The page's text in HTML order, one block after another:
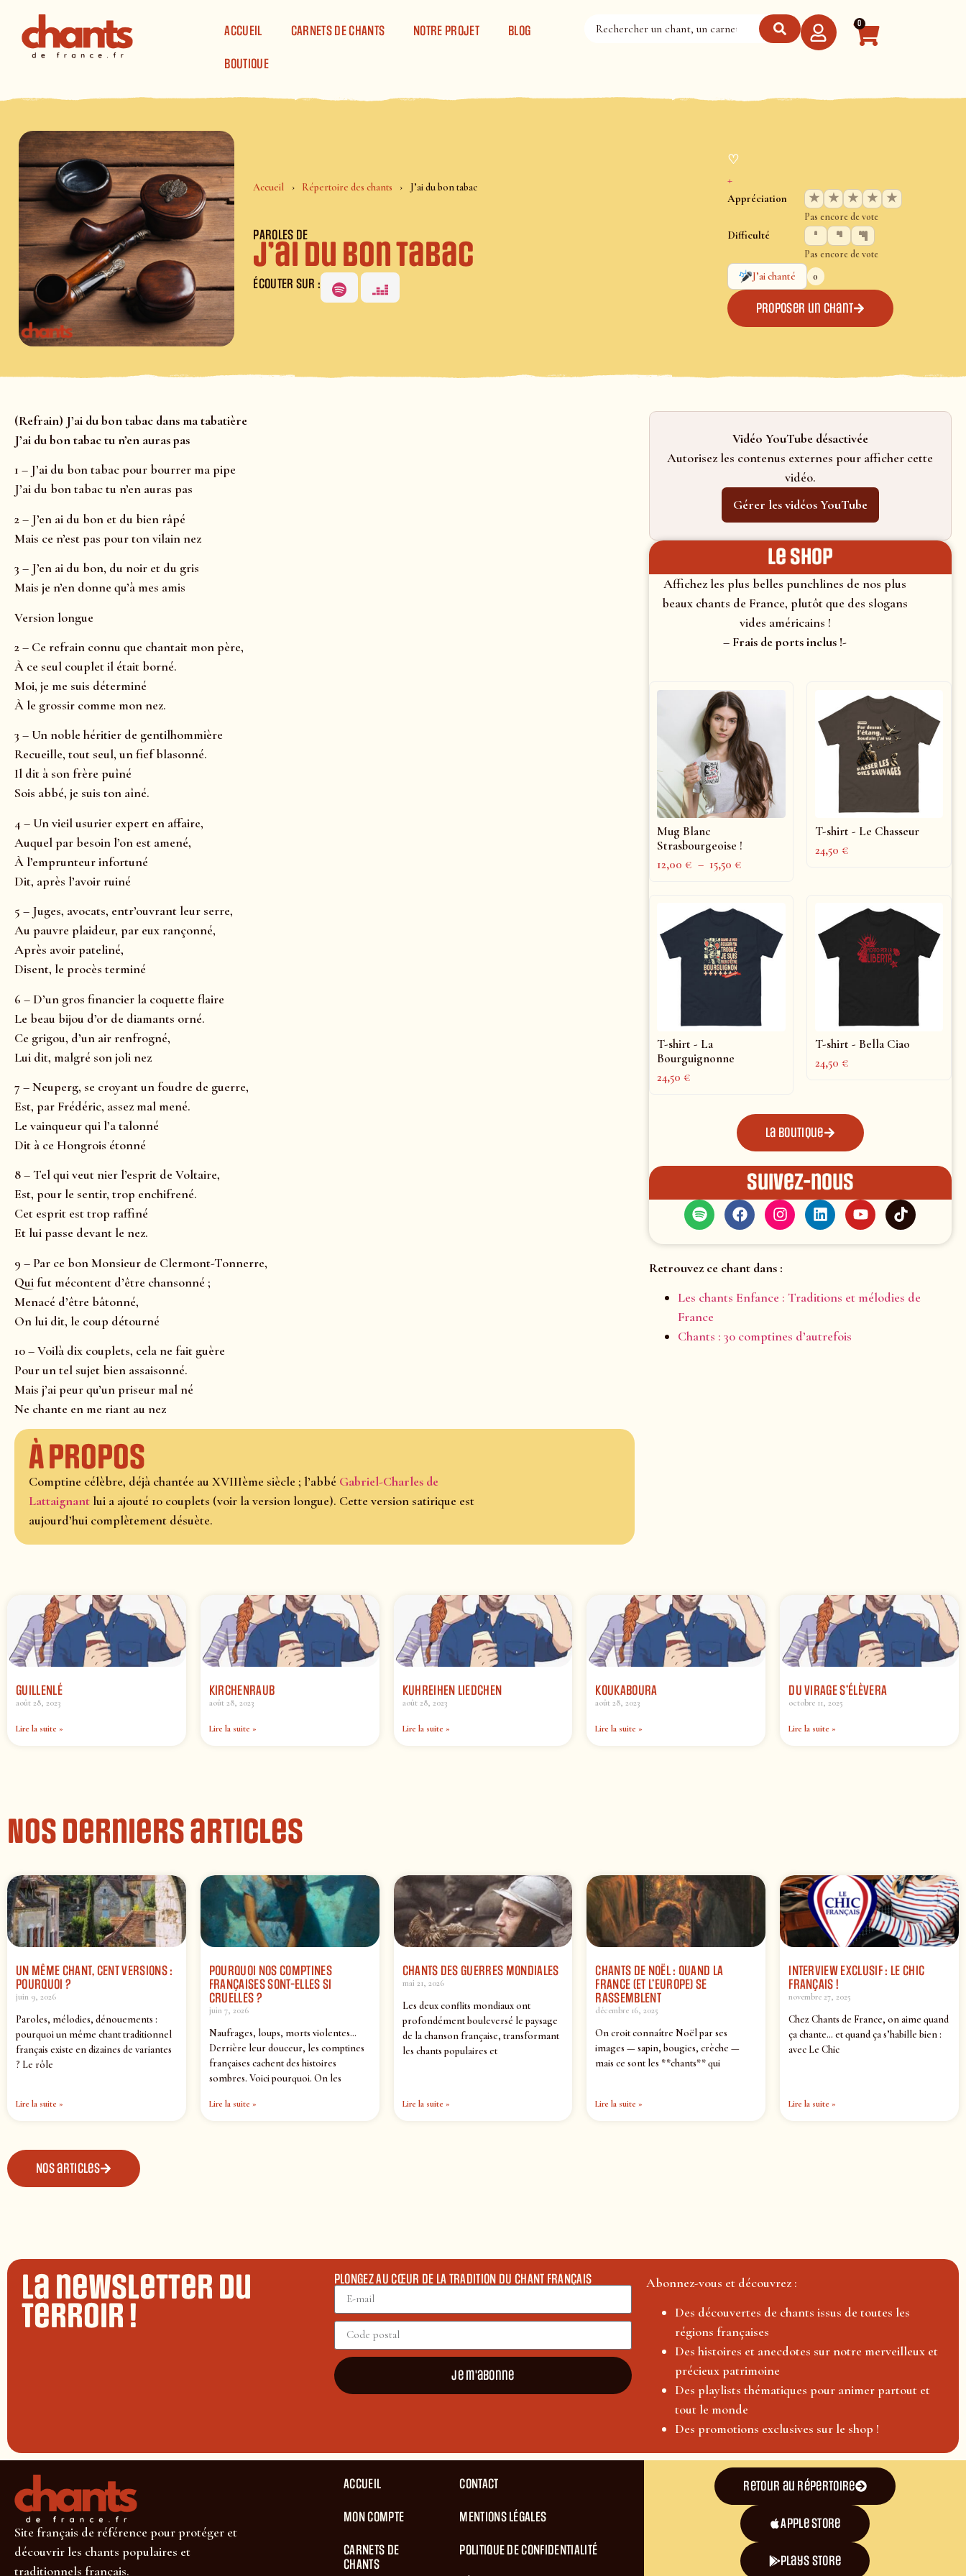
ACCUEIL
CARNETS DE CHANTS NOTRE PROJET BLOG
BOUTIQUE
0
Accueil Répertoire des chants J’ai du bon tabac
PAROLES DE
J’ai du bon tabac
ÉCOUTER SUR :
♡
+
Appréciation ★ ★ ★ ★ ★
Pas encore de vote
Difficulté
Pas encore de vote
J’ai chanté
0
Proposer un chant
(Refrain) J’ai du bon tabac dans ma tabatière
J’ai du bon tabac tu n’en auras pas
1 – J’ai du bon tabac pour bourrer ma pipe
J’ai du bon tabac tu n’en auras pas
2 – J’en ai du bon et du bien râpé
Mais ce n’est pas pour ton vilain nez
3 – J’en ai du bon, du noir et du gris
Mais je n’en donne qu’à mes amis
Version longue
2 – Ce refrain connu que chantait mon père,
À ce seul couplet il était borné.
Moi, je me suis déterminé
À le grossir comme mon nez.
3 – Un noble héritier de gentilhommière
Recueille, tout seul, un fief blasonné.
Il dit à son frère puîné
Sois abbé, je suis ton aîné.
4 – Un vieil usurier expert en affaire,
Auquel par besoin l’on est amené,
À l’emprunteur infortuné
Dit, après l’avoir ruiné
5 – Juges, avocats, entr’ouvrant leur serre,
Au pauvre plaideur, par eux rançonné,
Après avoir pateliné,
Disent, le procès terminé
6 – D’un gros financier la coquette flaire
Le beau bijou d’or de diamants orné.
Ce grigou, d’un air renfrogné,
Lui dit, malgré son joli nez
7 – Neuperg, se croyant un foudre de guerre,
Est, par Frédéric, assez mal mené.
Le vainqueur qui l’a talonné
Dit à ce Hongrois étonné
8 – Tel qui veut nier l’esprit de Voltaire,
Est, pour le sentir, trop enchifrené.
Cet esprit est trop raffiné
Et lui passe devant le nez.
9 – Par ce bon Monsieur de Clermont-Tonnerre,
Qui fut mécontent d’être chansonné ;
Menacé d’être bâtonné,
On lui dit, le coup détourné
10 – Voilà dix couplets, cela ne fait guère
Pour un tel sujet bien assaisonné.
Mais j’ai peur qu’un priseur mal né
Ne chante en me riant au nez
À propos
Comptine célèbre, déjà chantée au XVIIIème siècle ; l’abbé Gabriel-Charles de
Lattaignant lui a ajouté 10 couplets (voir la version longue). Cette version satirique est
aujourd’hui complètement désuète.
Vidéo YouTube désactivée
Autorisez les contenus externes pour afficher cette
vidéo.
Gérer les vidéos YouTube
le shop
Affichez les plus belles punchlines de nos plus
beaux chants de France, plutôt que des slogans
vides américains !
– Frais de ports inclus !-
Mug Blanc
Strasbourgeoise !
12,00€ – 15,50€
T-shirt - Le Chasseur
24,50€
T-shirt - La
Bourguignonne
24,50€
T-shirt - Bella Ciao
24,50€
La boutique
Suivez-nous
Retrouvez ce chant dans :
Les chants Enfance : Traditions et mélodies de
France
Chants : 30 comptines d’autrefois
GUILLENLÉ
août 28, 2023
Lire la suite »
KIRCHENRAUB
août 28, 2023
Lire la suite »
KUHREIHEN LIEDCHEN
août 28, 2023
Lire la suite »
KOUKABOURA
août 28, 2023
Lire la suite »
DU VIRAGE S’ÉLÈVERA
octobre 11, 2025
Lire la suite »
Nos derniers articles
UN MÊME CHANT, CENT VERSIONS :
POURQUOI ?
juin 9, 2026
Paroles, mélodies, dénouements :
pourquoi un même chant traditionnel
français existe en dizaines de variantes
? Le rôle
Lire la suite »
POURQUOI NOS COMPTINES
FRANÇAISES SONT-ELLES SI
CRUELLES ?
juin 7, 2026
Naufrages, loups, morts violentes…
Derrière leur douceur, les comptines
françaises cachent des histoires
sombres. Voici pourquoi. On les
Lire la suite »
CHANTS DES GUERRES MONDIALES
mai 21, 2026
Les deux conflits mondiaux ont
profondément bouleversé le paysage
de la chanson française, transformant
les chants populaires et
Lire la suite »
CHANTS DE NOËL : QUAND LA
FRANCE (ET L’EUROPE) SE
RASSEMBLENT
décembre 16, 2025
On croit connaître Noël par ses
images — sapin, bougies, crèche —
mais ce sont les **chants** qui
Lire la suite »
INTERVIEW EXCLUSIF : LE CHIC
FRANÇAIS !
novembre 27, 2025
Chez Chants de France, on aime quand
ça chante… et quand ça s’habille bien :
avec Le Chic
Lire la suite »
Nos articles
La newsletter du
terroir !
PLONGEZ AU CŒUR DE LA TRADITION DU CHANT FRANÇAIS
Je m'abonne
Abonnez-vous et découvrez :
Des découvertes de chants issus de toutes les
régions françaises
Des histoires et anecdotes sur notre merveilleux et
précieux patrimoine
Des playlists thématiques pour animer partout et
tout le monde
Des promotions exclusives sur le shop !
Site français de référence pour protéger et
découvrir les chants populaires et
traditionnels français.
ACCUEIL
MON COMPTE
CARNETS DE
CHANTS
CONTACT
MENTIONS LÉGALES
POLITIQUE DE CONFIDENTIALITÉ
Retour au répertoire
Apple Store
plays store